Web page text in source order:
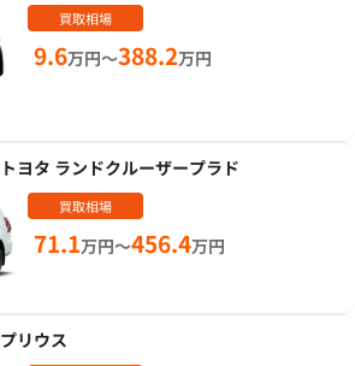
買取相場
9.6万円～388.2万円
トヨタ ランドクルーザープラド
買取相場
71.1万円～456.4万円
プリウス